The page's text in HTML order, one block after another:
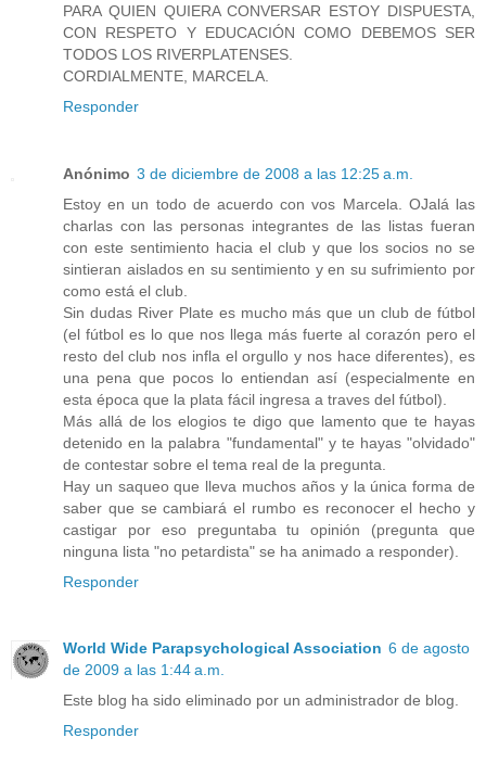
PARA QUIEN QUIERA CONVERSAR ESTOY DISPUESTA,
CON RESPETO Y EDUCACIÓN COMO DEBEMOS SER
TODOS LOS RIVERPLATENSES.
CORDIALMENTE, MARCELA.
Responder
Anónimo 3 de diciembre de 2008 a las 12:25 a.m.
Estoy en un todo de acuerdo con vos Marcela. OJalá las
charlas con las personas integrantes de las listas fueran
con este sentimiento hacia el club y que los socios no se
sintieran aislados en su sentimiento y en su sufrimiento por
como está el club.
Sin dudas River Plate es mucho más que un club de fútbol
(el fútbol es lo que nos llega más fuerte al corazón pero el
resto del club nos infla el orgullo y nos hace diferentes), es
una pena que pocos lo entiendan así (especialmente en
esta época que la plata fácil ingresa a traves del fútbol).
Más allá de los elogios te digo que lamento que te hayas
detenido en la palabra "fundamental" y te hayas "olvidado"
de contestar sobre el tema real de la pregunta.
Hay un saqueo que lleva muchos años y la única forma de
saber que se cambiará el rumbo es reconocer el hecho y
castigar por eso preguntaba tu opinión (pregunta que
ninguna lista "no petardista" se ha animado a responder).
Responder
World Wide Parapsychological Association 6 de agosto
de 2009 a las 1:44 a.m.
Este blog ha sido eliminado por un administrador de blog.
Responder